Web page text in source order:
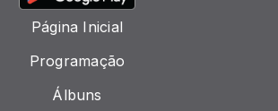
Página Inicial
Programação
Álbuns